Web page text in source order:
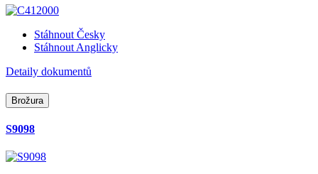
Stáhnout Česky
Stáhnout Anglicky
Detaily dokumentů
Brožura
S9098